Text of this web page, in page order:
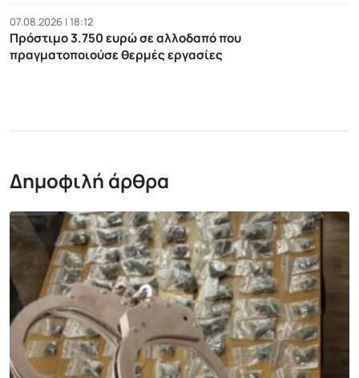
07.08.2026 | 18:12
Πρόστιμο 3.750 ευρώ σε αλλοδαπό που
πραγματοποιούσε θερμές εργασίες
Δημοφιλή άρθρα